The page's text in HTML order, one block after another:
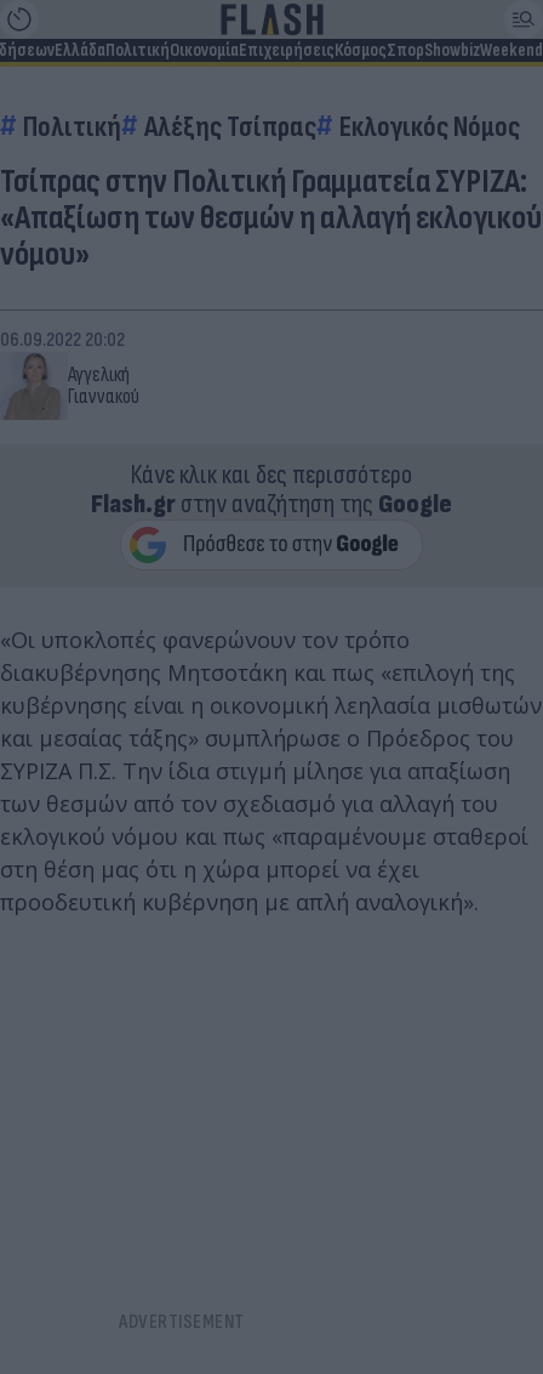
ΕλλάδαΠολιτικήΟικονομίαΕπιχειρήσειςΚόσμοςΣπορShowbizWeekend
Πολιτική Αλέξης Τσίπρας Εκλογικός Νόμος
Τσίπρας στην Πολιτική Γραμματεία ΣΥΡΙΖΑ:
«Απαξίωση των θεσμών η αλλαγή εκλογικού
νόμου»
Αγγελική
Γιαννακού
06.09.2022 20:02
Κάνε κλικ και δες περισσότερο
Flash.grστην αναζήτηση της Google
«Οι υποκλοπές φανερώνουν τον τρόπο
διακυβέρνησης Μητσοτάκη και πως «επιλογή της
κυβέρνησης είναι η οικονομική λεηλασία μισθωτών
και μεσαίας τάξης» συμπλήρωσε ο Πρόεδρος του
ΣΥΡΙΖΑ Π.Σ. Την ίδια στιγμή μίλησε για απαξίωση
των θεσμών από τον σχεδιασμό για αλλαγή του
εκλογικού νόμου και πως «παραμένουμε σταθεροί
στη θέση μας ότι η χώρα μπορεί να έχει
προοδευτική κυβέρνηση με απλή αναλογική».